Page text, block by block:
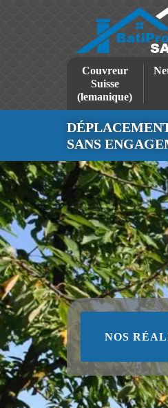
Couvreur
Suisse
(lemanique)
SANS
NOS